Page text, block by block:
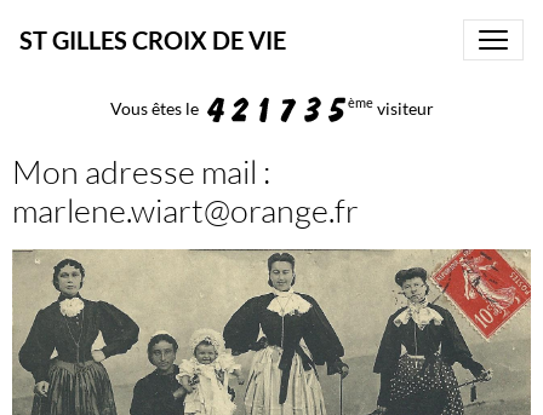
ST GILLES CROIX DE VIE
Vous êtes le èmevisiteur
Mon adresse mail :
marlene.wiart@orange.fr